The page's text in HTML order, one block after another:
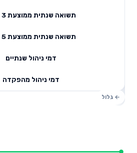
תשואה שנתית ממוצעת 3 שנים
תשואה שנתית ממוצעת 5 שנים
דמי ניהול שנתיים
דמי ניהול מהפקדה